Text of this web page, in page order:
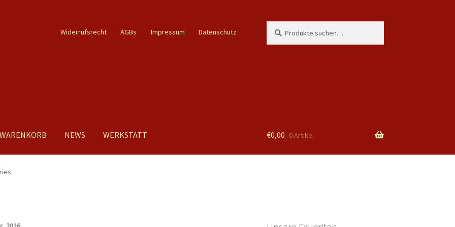
Widerrufsrecht AGBs Impressum Datenschutz
nach:
WARENKORB NEWS WERKSTATT €0,00 0 Artikel